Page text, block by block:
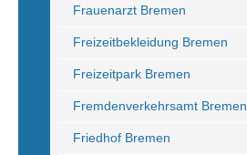
Frauenarzt Bremen
Freizeitbekleidung Bremen
Freizeitpark Bremen
Fremdenverkehrsamt Bremen
Friedhof Bremen